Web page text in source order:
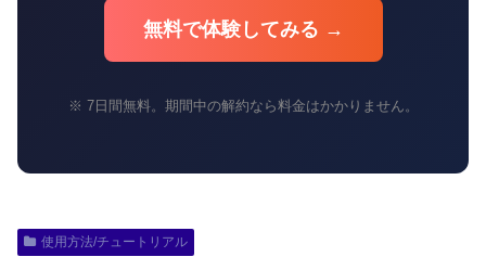
無料で体験してみる →
※ 7日間無料。期間中の解約なら料金はかかりません。
使用方法/チュートリアル